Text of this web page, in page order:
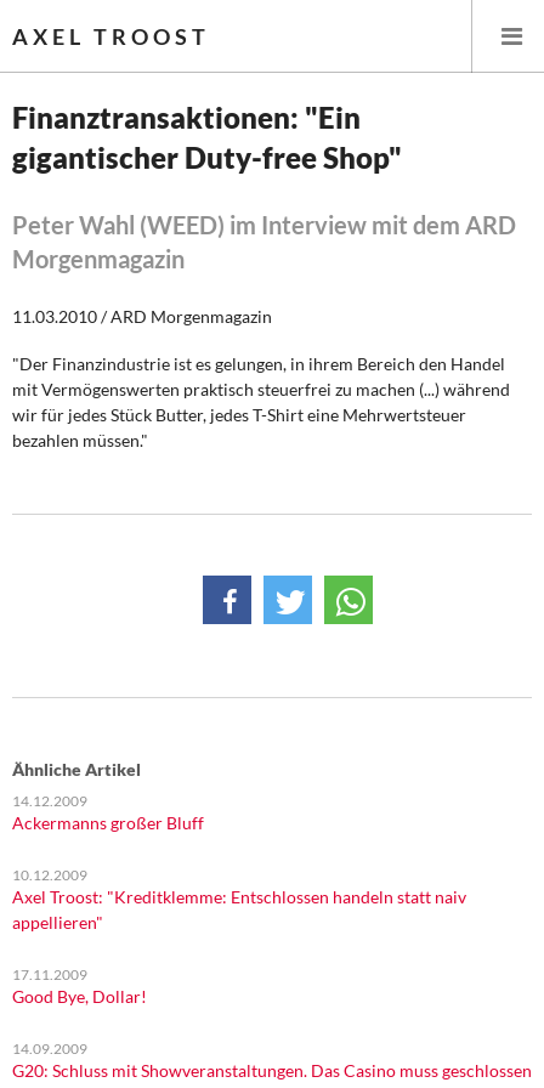
AXEL TROOST
Startseite
Themen
Leitlinien linker Wirtschafts- und Finanzpolitik
Steuer- und Finanzpolitik
Öffentliche Infrastruktur und Daseinsvorsorge
Rosa-Luxemburg-Stiftung
Kontakt
Finanztransaktionen: "Ein
gigantischer Duty-free Shop"
Peter Wahl (WEED) im Interview mit dem ARD
Morgenmagazin
11.03.2010 / ARD Morgenmagazin
"Der Finanzindustrie ist es gelungen, in ihrem Bereich den Handel
mit Vermögenswerten praktisch steuerfrei zu machen (...) während
wir für jedes Stück Butter, jedes T-Shirt eine Mehrwertsteuer
bezahlen müssen."
Ähnliche Artikel
14.12.2009
Ackermanns großer Bluff
10.12.2009
Axel Troost: "Kreditklemme: Entschlossen handeln statt naiv
appellieren"
17.11.2009
Good Bye, Dollar!
14.09.2009
G20: Schluss mit Showveranstaltungen. Das Casino muss geschlossen